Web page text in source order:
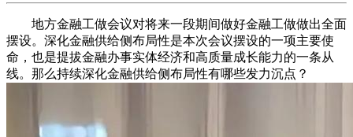
地方金融工做会议对将来一段期间做好金融工做做出全面
摆设。深化金融供给侧布局性是本次会议摆设的一项主要使
命，也是提拔金融办事实体经济和高质量成长能力的一条从
线。那么持续深化金融供给侧布局性有哪些发力沉点？